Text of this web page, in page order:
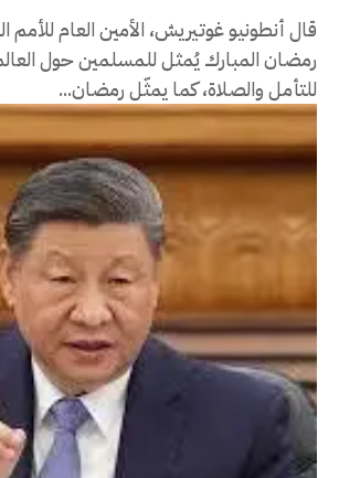
قال أنطونيو غوتيريش، الأمين العام
رمضان المبارك يُمثل للمسلمين حول
للتأمل والصلاة، كما يمثّل رمضان...